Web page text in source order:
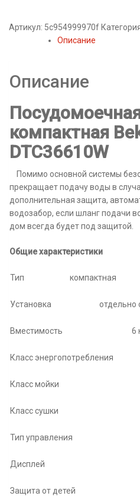
Артикул: 5c954999970f
Описание
Описание
компактная
DTC36610W
Помимо основной системы
прекращает подачу воды в
дополнительная защита,
водозабор, если шланг подачи
дом всегда будет под защитой.
Общие характеристики
Тип компактная
Установка отдельно
Вместимость 6
Класс энергопотребления
Класс мойки
Класс сушки
Тип управления
Дисплей
Защита от детей